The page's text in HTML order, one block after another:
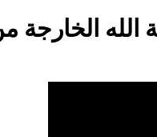
الله الخارجة